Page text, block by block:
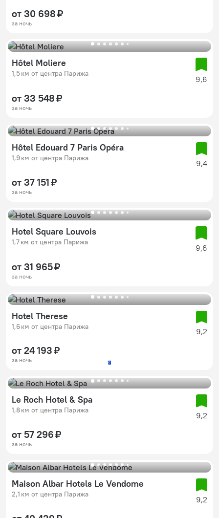
от 30 698 ₽
за ночь
Hôtel Moliere
1,5 км от центра Парижа
9,6
от 33 548 ₽
за ночь
Hôtel Edouard 7 Paris Opéra
1,9 км от центра Парижа
9,4
от 37 151 ₽
за ночь
Hotel Square Louvois
1,7 км от центра Парижа
9,6
от 31 965 ₽
за ночь
Hotel Therese
1,6 км от центра Парижа
9,2
от 24 193 ₽
за ночь
Le Roch Hotel & Spa
1,8 км от центра Парижа
9,2
от 57 296 ₽
за ночь
Maison Albar Hotels Le Vendome
2,1 км от центра Парижа
9,2
2
3
4
5
11